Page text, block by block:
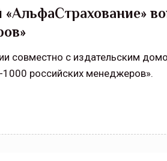
совместно с издательским
российских менеджеров».
страховой защитой
регион с историческими
агрокультур, но и зона